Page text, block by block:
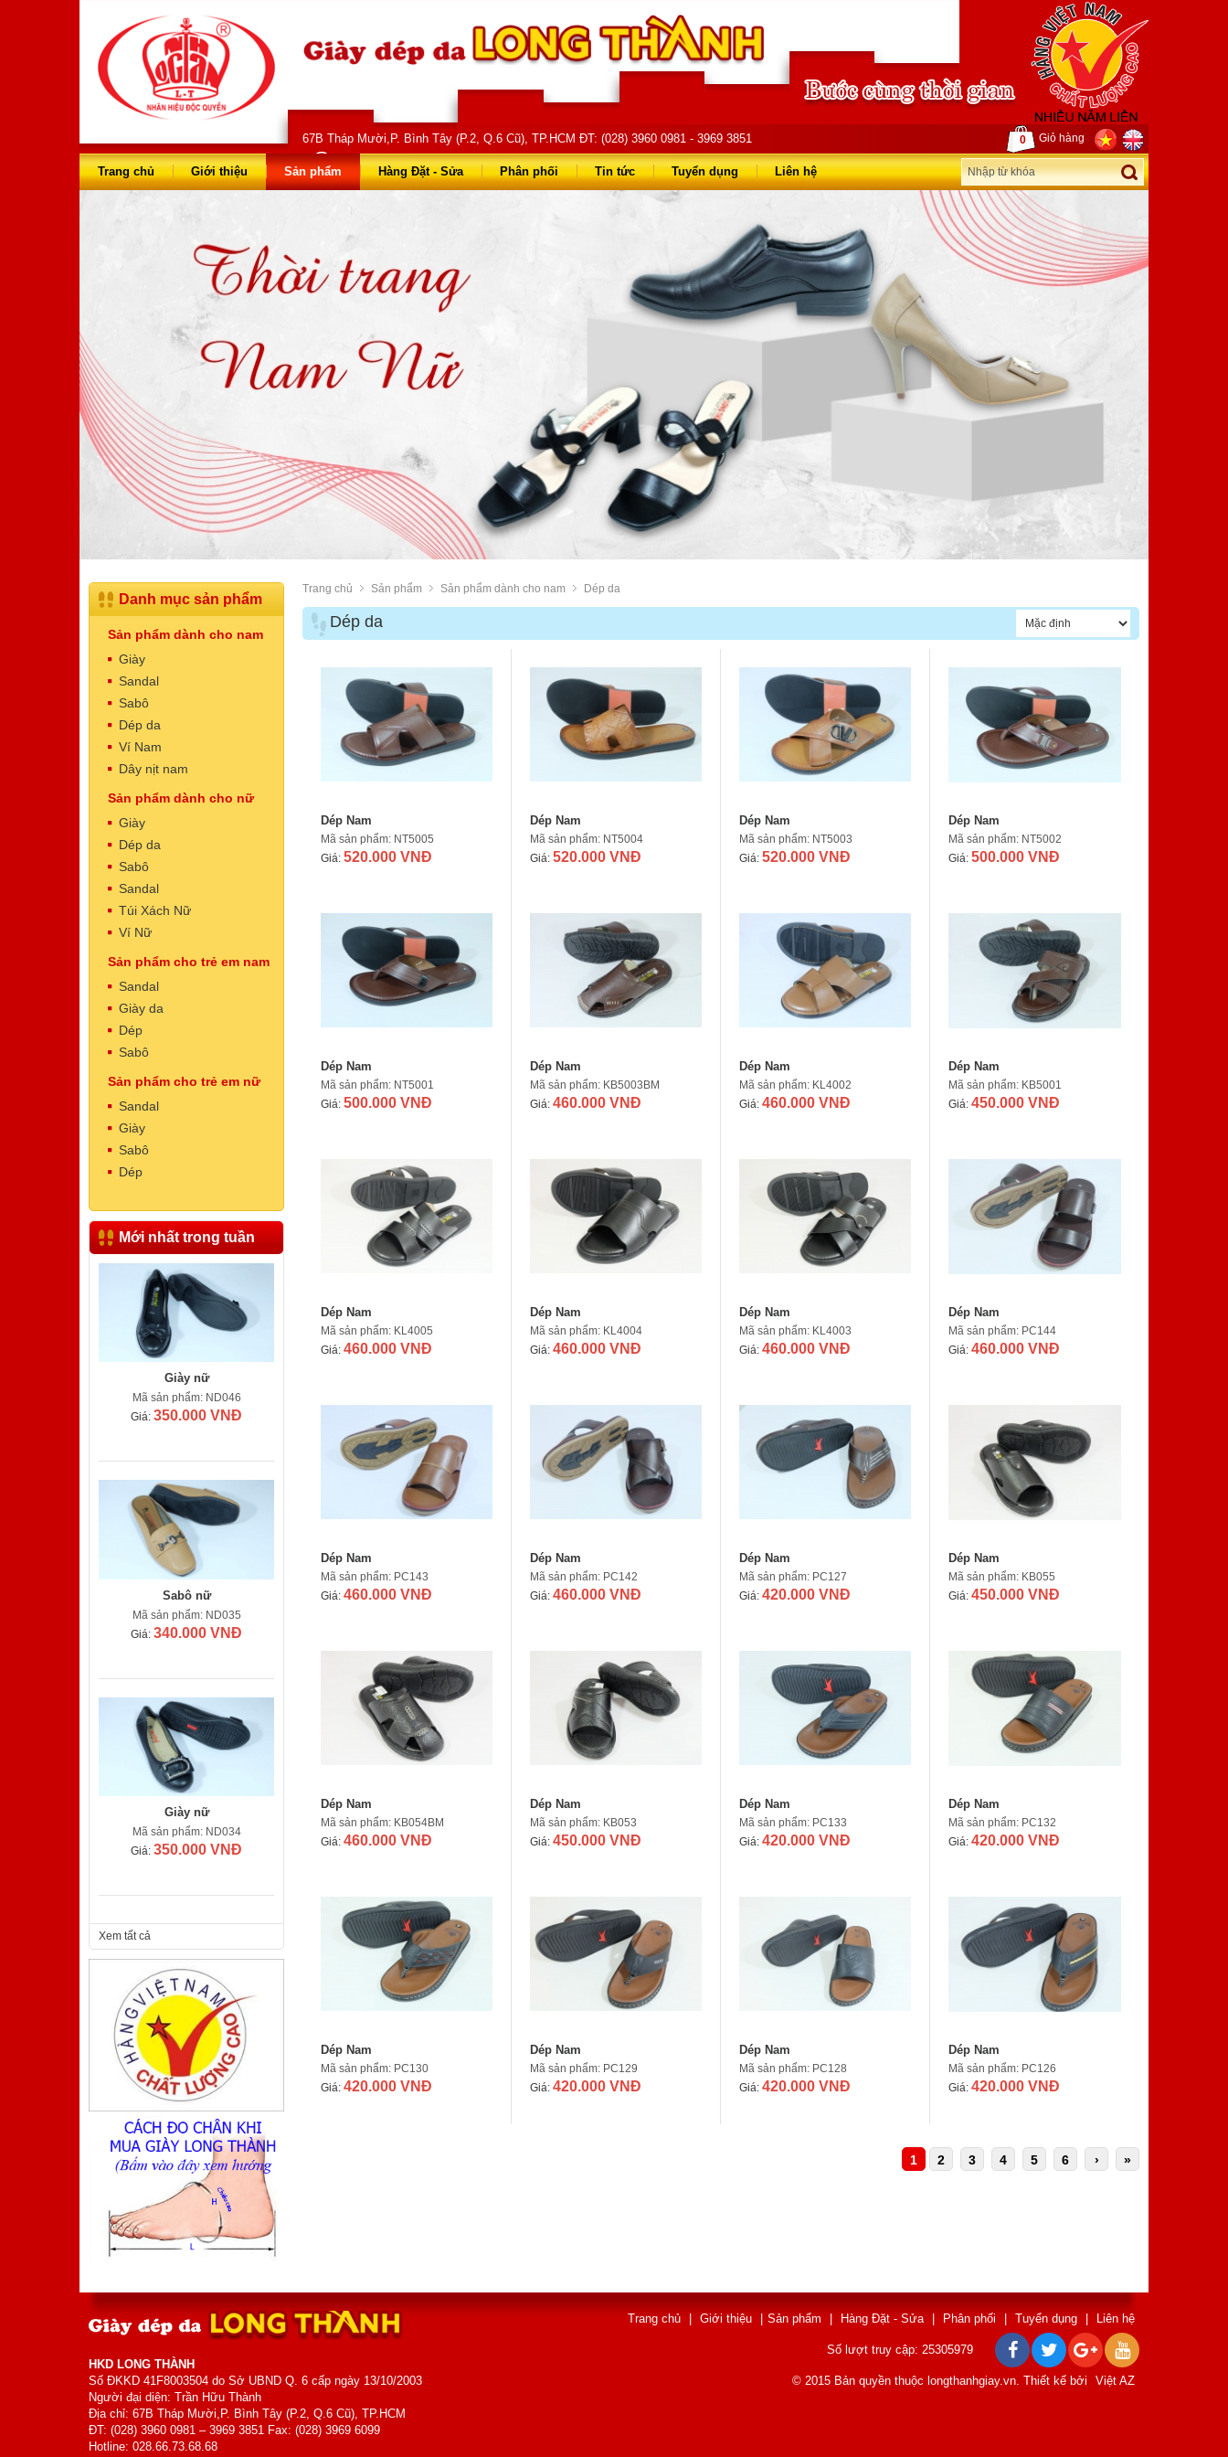
67B Tháp Mười,P. Bình Tây (P.2, Q.6 Cũ), TP.HCM ĐT: (028) 3960 0981 - 3969 3851
028 66 73 68 68 - 0903 823 714
0 Giỏ hàng
Trang chủ Giới thiệu Sản phẩm Hàng Đặt - Sửa Phân phối Tin tức Tuyển dụng Liên hệ
Trang chủ Sản phẩm Sản phẩm dành cho nam Dép da
Dép da
Dép Nam
Mã sản phẩm: NT5005
Giá: 520.000 VNĐ
Dép Nam
Mã sản phẩm: NT5004
Giá: 520.000 VNĐ
Dép Nam
Mã sản phẩm: NT5003
Giá: 520.000 VNĐ
Dép Nam
Mã sản phẩm: NT5002
Giá: 500.000 VNĐ
Dép Nam
Mã sản phẩm: NT5001
Giá: 500.000 VNĐ
Dép Nam
Mã sản phẩm: KB5003BM
Giá: 460.000 VNĐ
Dép Nam
Mã sản phẩm: KL4002
Giá: 460.000 VNĐ
Dép Nam
Mã sản phẩm: KB5001
Giá: 450.000 VNĐ
Dép Nam
Mã sản phẩm: KL4005
Giá: 460.000 VNĐ
Dép Nam
Mã sản phẩm: KL4004
Giá: 460.000 VNĐ
Dép Nam
Mã sản phẩm: KL4003
Giá: 460.000 VNĐ
Dép Nam
Mã sản phẩm: PC144
Giá: 460.000 VNĐ
Dép Nam
Mã sản phẩm: PC143
Giá: 460.000 VNĐ
Dép Nam
Mã sản phẩm: PC142
Giá: 460.000 VNĐ
Dép Nam
Mã sản phẩm: PC127
Giá: 420.000 VNĐ
Dép Nam
Mã sản phẩm: KB055
Giá: 450.000 VNĐ
Dép Nam
Mã sản phẩm: KB054BM
Giá: 460.000 VNĐ
Dép Nam
Mã sản phẩm: KB053
Giá: 450.000 VNĐ
Dép Nam
Mã sản phẩm: PC133
Giá: 420.000 VNĐ
Dép Nam
Mã sản phẩm: PC132
Giá: 420.000 VNĐ
Dép Nam
Mã sản phẩm: PC130
Giá: 420.000 VNĐ
Dép Nam
Mã sản phẩm: PC129
Giá: 420.000 VNĐ
Dép Nam
Mã sản phẩm: PC128
Giá: 420.000 VNĐ
Dép Nam
Mã sản phẩm: PC126
Giá: 420.000 VNĐ
1 2 3 4 5 6 › »
Danh mục sản phẩm
Sản phẩm dành cho nam
Giày
Sandal
Sabô
Dép da
Ví Nam
Dây nịt nam
Sản phẩm dành cho nữ
Giày
Dép da
Sabô
Sandal
Túi Xách Nữ
Ví Nữ
Sản phẩm cho trẻ em nam
Sandal
Giày da
Dép
Sabô
Sản phẩm cho trẻ em nữ
Sandal
Giày
Sabô
Dép
Mới nhất trong tuần
Mã sản phẩm: NT5003
Giá:520.000 VNĐ
Mã sản phẩm: NT5002
Giá:500.000 VNĐ
Giá:
Mã sản phẩm: ND046
350.000 VNĐ
Sabô nữ
Mã sản phẩm: ND035
Giá:340.000 VNĐ
Mã sản phẩm: ND034
350.000 VNĐ
Giày nam
Mã sản phẩm: TA410TM
Giá:
800.000 VNĐ
Giày Nam
Giá:700.000 VNĐ
Xem tất cả
HKD LONG THÀNH
Số ĐKKD 41F8003504 do Sở UBND Q. 6 cấp ngày 13/10/2003
Người đại diện: Trần Hữu Thành
Địa chỉ: 67B Tháp Mười,P. Bình Tây (P.2, Q.6 Cũ), TP.HCM
ĐT: (028) 3960 0981 – 3969 3851 Fax: (028) 3969 6099
Hotline: 028.66.73.68.68
Trang chủ | Giới thiệu | Sản phẩm | Hàng Đặt - Sửa | Phân phối | Tuyển dụng | Liên hệ
Số lượt truy cập: 25305979
© 2015 Bản quyền thuộc longthanhgiay.vn. Thiết kế bởi Việt AZ